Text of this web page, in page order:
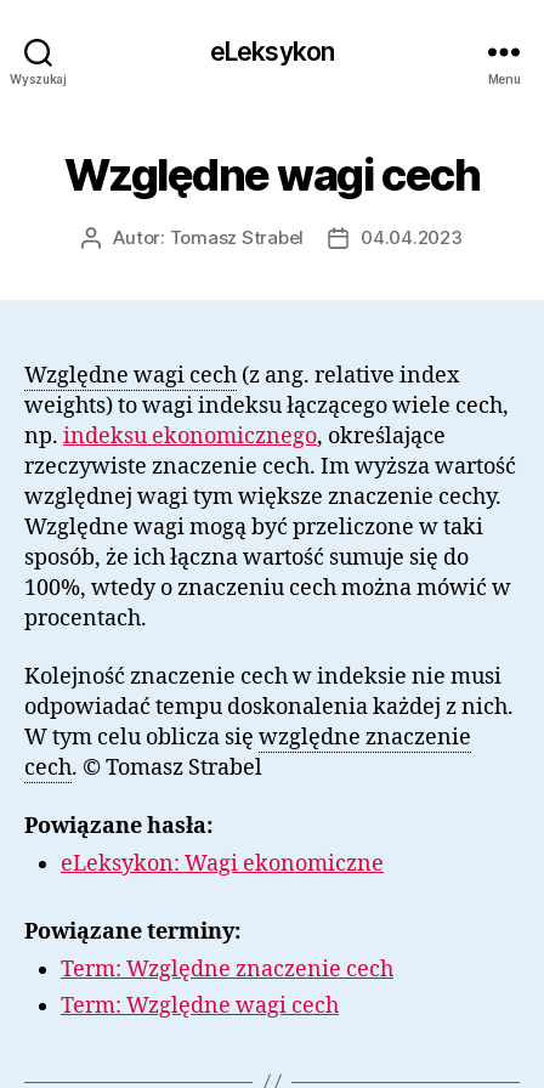
Wyszukaj
eLeksykon
Menu
Względne wagi cech
AutorAutor: Tomasz Strabel
Data04.04.2023
Względne wagi cech (z ang. relative index
weights) to wagi indeksu łączącego wiele cech,
np. indeksu ekonomicznego, określające
rzeczywiste znaczenie cech. Im wyższa wartość
względnej wagi tym większe znaczenie cechy.
Względne wagi mogą być przeliczone w taki
sposób, że ich łączna wartość sumuje się do
100%, wtedy o znaczeniu cech można mówić w
procentach.
Kolejność znaczenie cech w indeksie nie musi
odpowiadać tempu doskonalenia każdej z nich.
W tym celu oblicza się względne znaczenie
cech. © Tomasz Strabel
Powiązane hasła:
eLeksykon: Wagi ekonomiczne
Powiązane terminy:
Term: Względne znaczenie cech
Term: Względne wagi cech